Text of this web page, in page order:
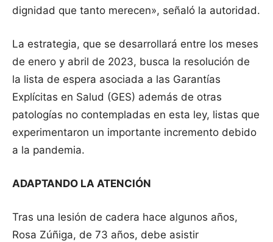
dignidad que tanto merecen», señaló la autoridad.
La estrategia, que se desarrollará entre los meses
de enero y abril de 2023, busca la resolución de
la lista de espera asociada a las Garantías
Explícitas en Salud (GES) además de otras
patologías no contempladas en esta ley, listas que
experimentaron un importante incremento debido
a la pandemia.
ADAPTANDO LA ATENCIÓN
Tras una lesión de cadera hace algunos años,
Rosa Zúñiga, de 73 años, debe asistir